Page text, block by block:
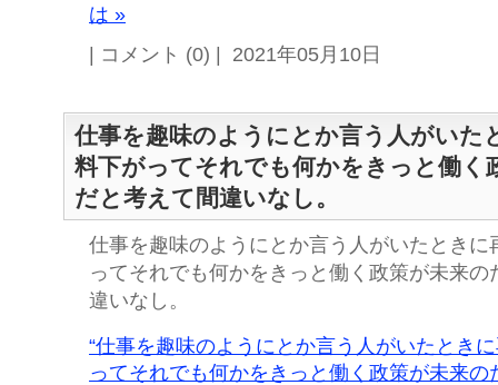
は »
| コメント (0) | 2021年05月10日
仕事を趣味のようにとか言う人がいた
料下がってそれでも何かをきっと働く
だと考えて間違いなし。
仕事を趣味のようにとか言う人がいたときに
ってそれでも何かをきっと働く政策が未来の
違いなし。
“仕事を趣味のようにとか言う人がいたとき
ってそれでも何かをきっと働く政策が未来の